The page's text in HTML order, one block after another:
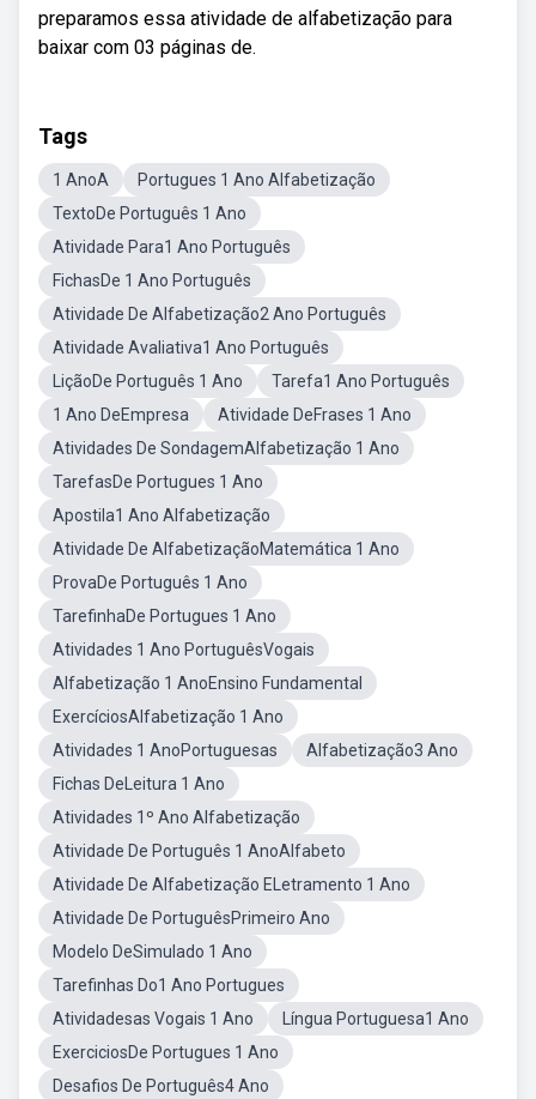
preparamos essa atividade de alfabetização para
baixar com 03 páginas de.
Tags
1 AnoA
Portugues 1 Ano Alfabetização
TextoDe Português 1 Ano
Atividade Para1 Ano Português
FichasDe 1 Ano Português
Atividade De Alfabetização2 Ano Português
Atividade Avaliativa1 Ano Português
LiçãoDe Português 1 Ano
Tarefa1 Ano Português
1 Ano DeEmpresa
Atividade DeFrases 1 Ano
Atividades De SondagemAlfabetização 1 Ano
TarefasDe Portugues 1 Ano
Apostila1 Ano Alfabetização
Atividade De AlfabetizaçãoMatemática 1 Ano
ProvaDe Português 1 Ano
TarefinhaDe Portugues 1 Ano
Atividades 1 Ano PortuguêsVogais
Alfabetização 1 AnoEnsino Fundamental
ExercíciosAlfabetização 1 Ano
Atividades 1 AnoPortuguesas
Alfabetização3 Ano
Fichas DeLeitura 1 Ano
Atividades 1º Ano Alfabetização
Atividade De Português 1 AnoAlfabeto
Atividade De Alfabetização ELetramento 1 Ano
Atividade De PortuguêsPrimeiro Ano
Modelo DeSimulado 1 Ano
Tarefinhas Do1 Ano Portugues
Atividadesas Vogais 1 Ano
Língua Portuguesa1 Ano
ExerciciosDe Portugues 1 Ano
Desafios De Português4 Ano